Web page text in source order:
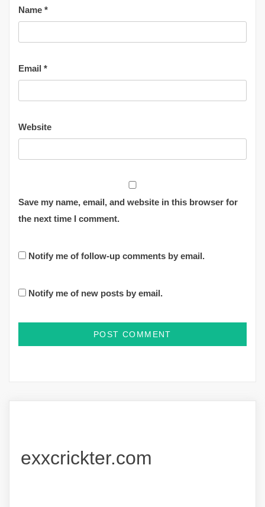
Name *
Email *
Website
Save my name, email, and website in this browser for
the next time I comment.
Notify me of follow-up comments by email.
Notify me of new posts by email.
exxcrickter.com